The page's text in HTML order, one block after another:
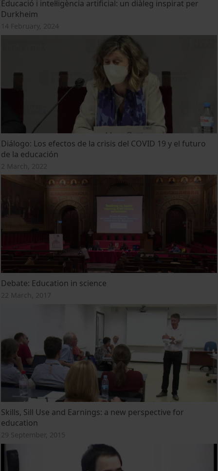
Educació i intel·ligència artificial: un diàleg inspirat per
Durkheim
14 February, 2024
Diálogo: Los efectos de la crisis del COVID 19 y el futuro
de la educación
2 March, 2022
Debate: Education in science
22 March, 2017
Skills, Sill Use and Earnings: a new perspective for
education
29 September, 2015